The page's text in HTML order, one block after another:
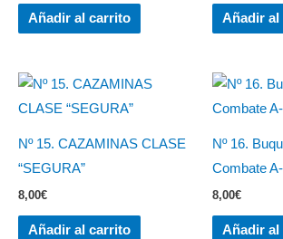
Añadir al carrito Añadir
Nº 15. CAZAMINAS CLASE
“SEGURA”
8,00€
Añadir al carrito
Nº 16.
Combate
8,00€
Añadir